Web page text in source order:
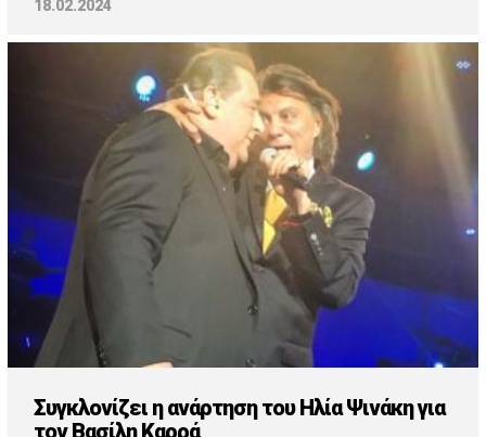
18.02.2024
Συγκλονίζει η ανάρτηση του Ηλία Ψινάκη για